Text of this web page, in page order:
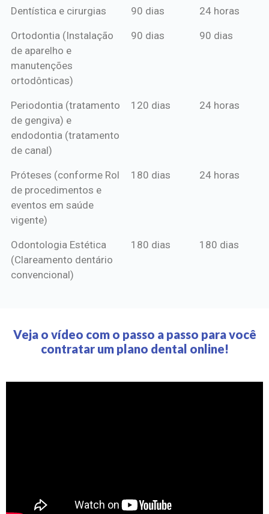
Dentística e cirurgias 90 dias 24 horas
Ortodontia (Instalação
de aparelho e
manutenções
ortodônticas)
90 dias 90 dias
Periodontia (tratamento
de gengiva) e
endodontia (tratamento
de canal)
120 dias 24 horas
Próteses (conforme Rol
de procedimentos e
eventos em saúde
vigente)
180 dias 24 horas
Odontologia Estética
(Clareamento dentário
convencional)
180 dias 180 dias
Veja o vídeo com o passo a passo para você
contratar um plano dental online!